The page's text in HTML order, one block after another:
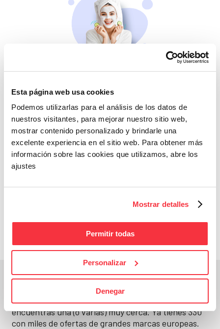
Esta página web usa cookies
Podemos utilizarlas para el análisis de los datos de
nuestros visitantes, para mejorar nuestro sitio web,
mostrar contenido personalizado y brindarle una
excelente experiencia en el sitio web. Para obtener más
información sobre las cookies que utilizamos, abre los
ajustes
Mostrar detalles
Permitir todas
Personalizar
Denegar
Belleza
Si no te mimas tú…
Adelántate a todos y
En un segundo, la encuentras.
No paramos de abrirtiendas. Seguro que
encuentras una (o varias) muy cerca. Ya tienes330
con miles de ofertas de grandes marcas europeas.